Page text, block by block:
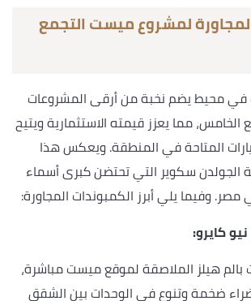
لمشروع ميست التجمع
محيط يضم نخبة من أرقى المشروعات
مما يعزز قيمته الاستثمارية ويتيح
المتاحة في المنطقة. ويعكس هذا
الجولدن سكوير التي تحتضن كبرى أسماء
مصر. وفيما يلي أبرز الكمبوندات المجاورة:
كايرو:
هيلز الملاصقة لموقع ميست مباشرة،
ضخمة وتنوع في الوحدات بين الشقق